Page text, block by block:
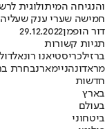
והנגיחה המיתולוגית
חמישה שערי ענק
דור הופמן29.12.2022
תגיות קשורות
ברזילכריסטיאנו רונאלדו
מראדונהניימארנבחרת
חדשות
בארץ
בעולם
ביטחוני